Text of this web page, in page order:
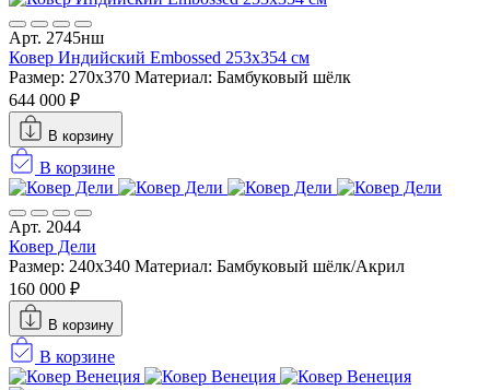
Арт. 2745нш
Ковер Индийский Embossed 253x354 см
Размер: 270x370 Материал: Бамбуковый шёлк
644 000 ₽
В корзину
В корзине
Арт. 2044
Ковер Дели
Размер: 240x340 Материал: Бамбуковый шёлк/Акрил
160 000 ₽
В корзину
В корзине